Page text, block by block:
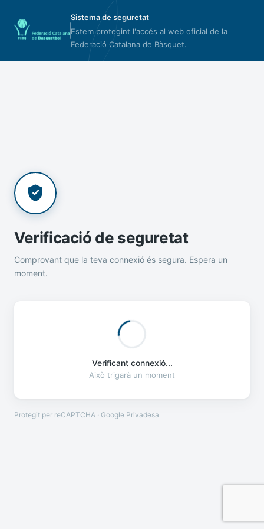
Sistema de seguretat
Estem protegint l'accés al web oficial de la
Federació Catalana de Bàsquet.
Verificació de seguretat
Comprovant que la teva connexió és segura. Espera un
moment.
Verificant connexió...
Això trigarà un moment
Protegit per reCAPTCHA · Google Privadesa